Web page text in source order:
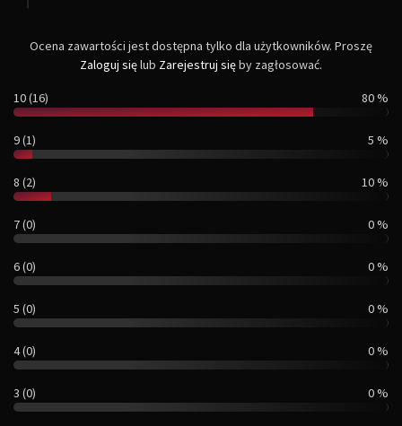
Ocena zawartości jest dostępna tylko dla użytkowników. Proszę
Zaloguj sięlub Zarejestruj sięby zagłosować.
10 (16) 80 %
9 (1) 5 %
8 (2) 10 %
7 (0) 0 %
6 (0) 0 %
5 (0) 0 %
4 (0) 0 %
3 (0) 0 %